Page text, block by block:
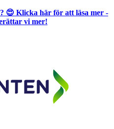
😍 Klicka här för att läsa mer -
vi mer!